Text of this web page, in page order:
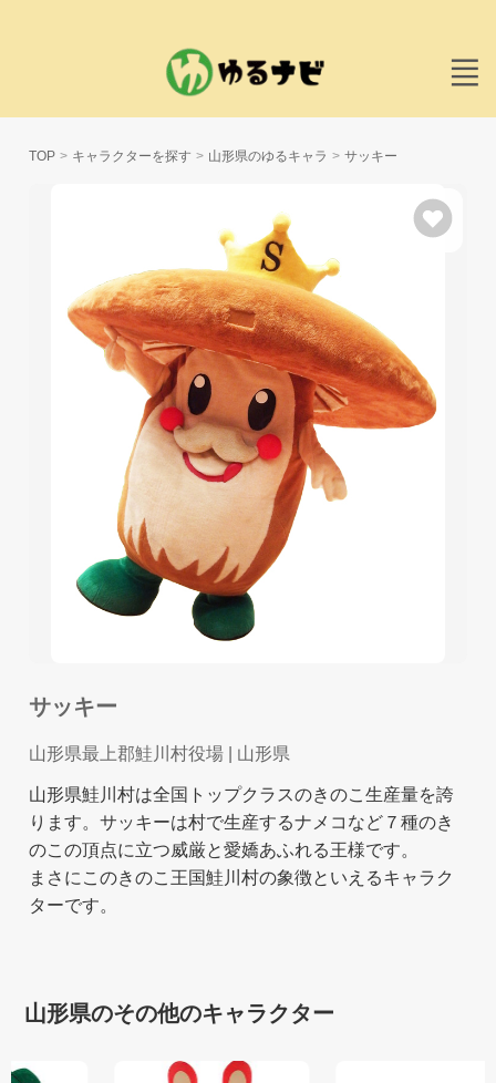
TOP キャラクターを探す 山形県のゆるキャラ サッキー
サッキー
山形県最上郡鮭川村役場 | 山形県
山形県鮭川村は全国トップクラスのきのこ生産量を誇
ります。サッキーは村で生産するナメコなど７種のき
のこの頂点に立つ威厳と愛嬌あふれる王様です。
まさにこのきのこ王国鮭川村の象徴といえるキャラク
ターです。
山形県のその他のキャラクター